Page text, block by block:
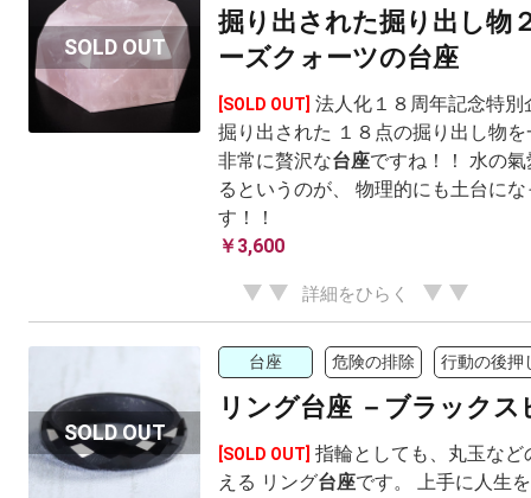
掘り出された掘り出し物
ーズクォーツの台座
[SOLD OUT] 法人化１８周年記念特別
掘り出された １８点の掘り出し物
非常に贅沢な台座ですね！！ 水の
るというのが、 物理的にも土台に
す！！
￥3,600
詳細をひらく
台座 危険の排除 行動の後押
リング台座 －ブラックス
[SOLD OUT] 指輪としても、丸玉など
える リング台座です。 上手に人生